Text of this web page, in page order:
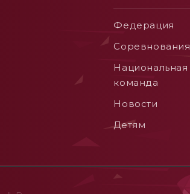
Федерация
Соревнования
Национальная
команда
Новости
Детям